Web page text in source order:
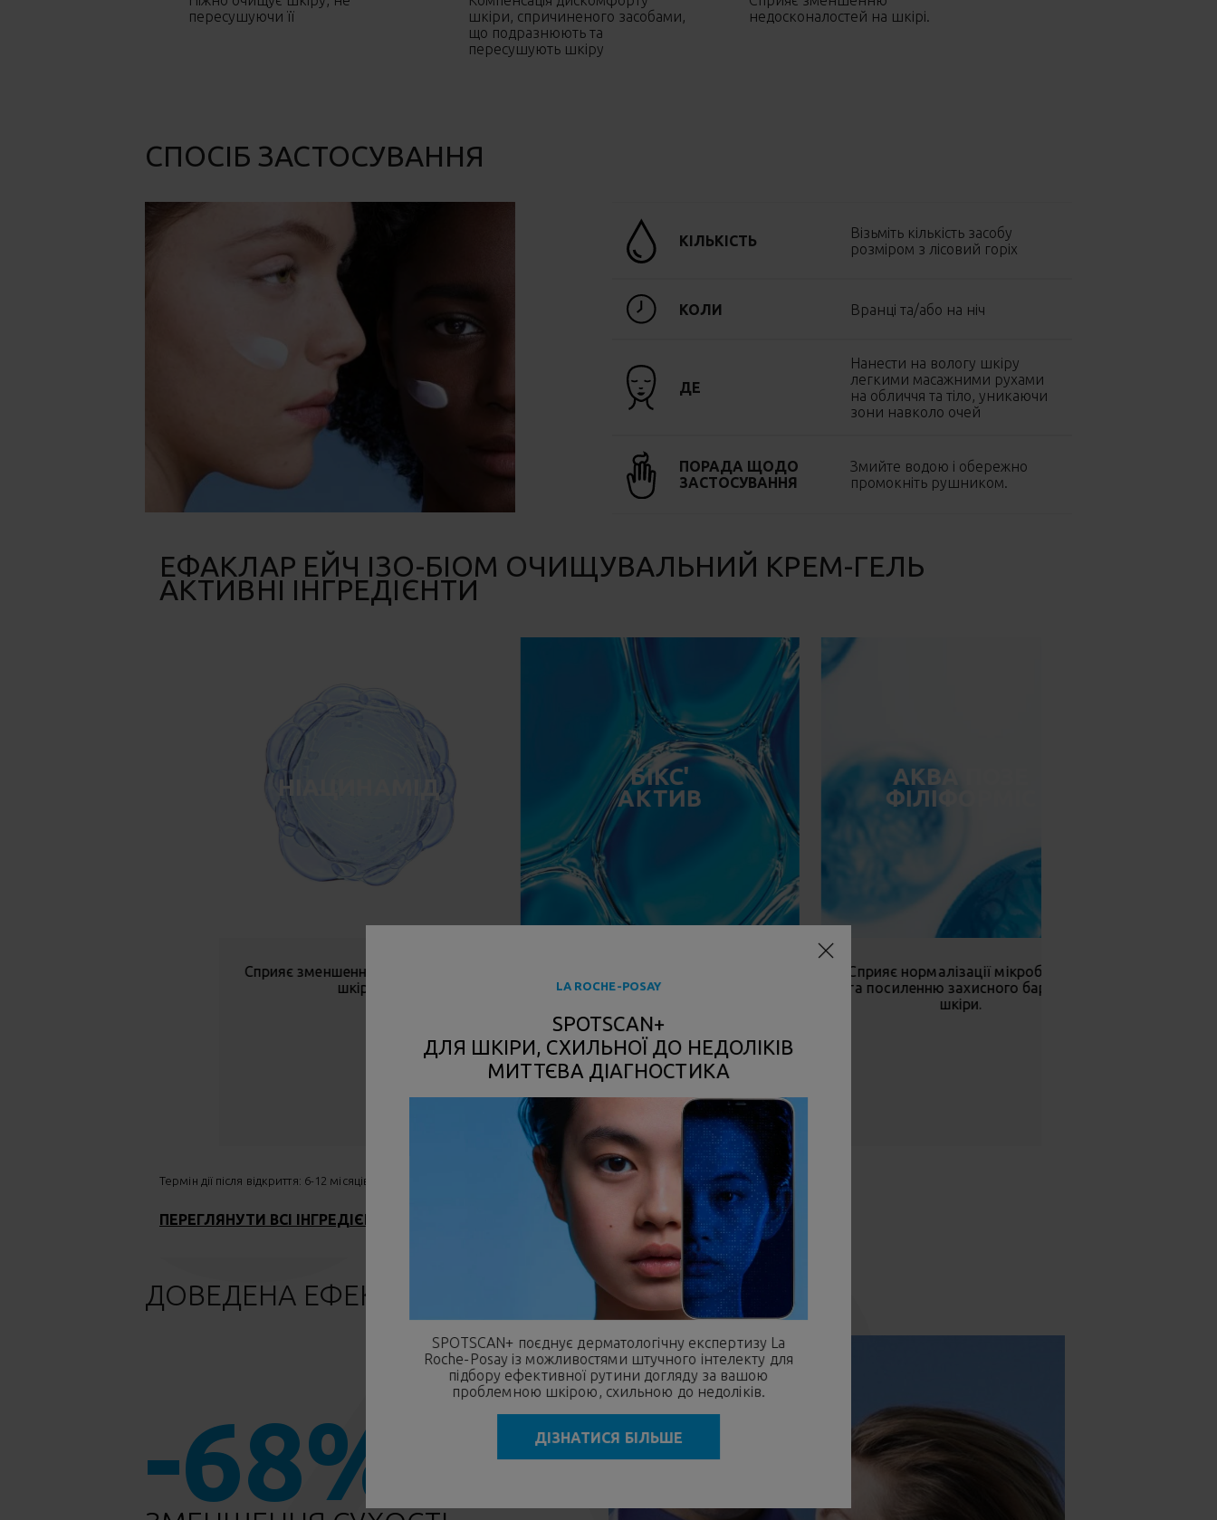
LA ROCHE-POSAY
SPOTSCAN+
ДЛЯ ШКІРИ, СХИЛЬНОЇ ДО НЕДОЛІКІВ
МИТТЄВА ДІАГНОСТИКА
SPOTSCAN+ поєднує дерматологічну експертизу La
Roche-Posay із можливостями штучного інтелекту для
підбору ефективної рутини догляду за вашою
проблемною шкірою, схильною до недоліків.
ДІЗНАТИСЯ БІЛЬШЕ
пересушуючи її
шкіри, спричиненого засобами,
що подразнюють та
пересушують шкіру
недосконалостей на шкірі.
СПОСІБ ЗАСТОСУВАННЯ
КІЛЬКІСТЬ
Візьміть кількість засобу
розміром з лісовий горіх
КОЛИ Вранці та/або на ніч
ДЕ
Нанести на вологу шкіру
легкими масажними рухами
на обличчя та тіло, уникаючи
зони навколо очей
ПОРАДА ЩОДО
ЗАСТОСУВАННЯ
Змийте водою і обережно
промокніть рушником.
ЕФАКЛАР ЕЙЧ ІЗО-БІОМ ОЧИЩУВАЛЬНИЙ КРЕМ-ГЕЛЬ
АКТИВНІ ІНГРЕДІЄНТИ
НІАЦИНАМІД
Сприяє зменшенню подразнення
шкіри.
БІКС'
АКТИВ
вироблення себуму, зменшенню
шкіри, зменшенню недоліків.
АКВА ПОЗЕ
ФІЛІФОРМІС
Сприяє нормалізації мікробіому
та посиленню захисного бар’єра
шкіри.
Термін дії після відкриття: 6-12 місяців. Завжди перевіряйте інструкції виробника.
ПЕРЕГЛЯНУТИ ВСІ ІНГРЕДІЄНТИ
ДОВЕДЕНА ЕФЕКТИВНІСТЬ
-68%